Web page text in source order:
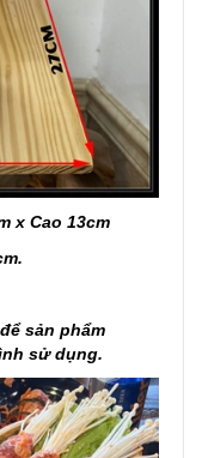
x Cao 13cm
.
sản phẩm
sử dụng.